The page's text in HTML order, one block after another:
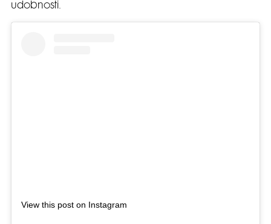
udobnosti.
View this post on Instagram